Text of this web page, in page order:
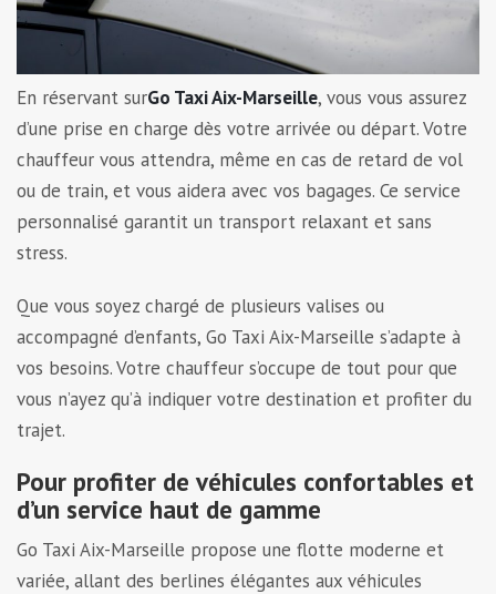
En réservant surGo Taxi Aix-Marseille, vous vous assurez
d’une prise en charge dès votre arrivée ou départ. Votre
chauffeur vous attendra, même en cas de retard de vol
ou de train, et vous aidera avec vos bagages. Ce service
personnalisé garantit un transport relaxant et sans
stress.
Que vous soyez chargé de plusieurs valises ou
accompagné d’enfants, Go Taxi Aix-Marseille s’adapte à
vos besoins. Votre chauffeur s’occupe de tout pour que
vous n’ayez qu’à indiquer votre destination et profiter du
trajet.
Pour profiter de véhicules confortables et
d’un service haut de gamme
Go Taxi Aix-Marseille propose une flotte moderne et
variée, allant des berlines élégantes aux véhicules